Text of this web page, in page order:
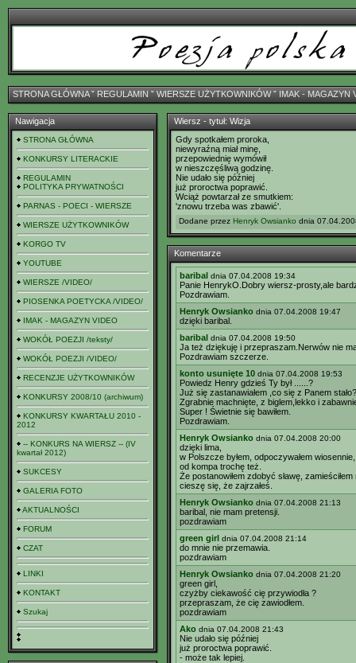
STRONA GŁÓWNAˇ REGULAMIN ˇ WIERSZE UŻYTKOWNIKÓWˇ IMAK - MAGAZYN
Nawigacja
STRONA GŁÓWNA
KONKURSY LITERACKIE
REGULAMIN
POLITYKA PRYWATNOŚCI
PARNAS - POECI - WIERSZE
WIERSZE UŻYTKOWNIKÓW
KORGO TV
YOUTUBE
WIERSZE /VIDEO/
PIOSENKA POETYCKA /VIDEO/
IMAK - MAGAZYN VIDEO
WOKÓŁ POEZJI /teksty/
WOKÓŁ POEZJI /VIDEO/
RECENZJE UŻYTKOWNIKÓW
KONKURSY 2008/10 (archiwum)
KONKURSY KWARTAŁU 2010 -
2012
-- KONKURS NA WIERSZ -- (IV
kwartał 2012)
SUKCESY
GALERIA FOTO
AKTUALNOŚCI
FORUM
CZAT
LINKI
KONTAKT
Szukaj
Wiersz - tytuł: Wizja
Gdy spotkałem proroka,
niewyraźną miał minę,
przepowiednię wymówił
w nieszczęśliwą godzinę.
Nie udało się później
już proroctwa poprawić.
Wciąż powtarzał ze smutkiem:
'znowu trzeba was zbawić'.
Dodane przez Henryk Owsianko dnia
Komentarze
baribal dnia 07.04.2008 19:34
Panie HenrykO.Dobry wiersz-prosty,ale
Pozdrawiam.
Henryk Owsianko dnia 07.04.2008 19:47
dzięki baribal.
baribal dnia 07.04.2008 19:50
Ja też dziękuję i przepraszam.Nerwów nie
Pozdrawiam szczerze.
konto usunięte 10 dnia 07.04.2008 19:53
Powiedz Henry gdzieś Ty był ......?
Już się zastanawiałem ,co się z Panem
Zgrabnie machnięte, z biglem,lekko i
Super ! Świetnie się bawiłem.
Pozdrawiam.
Henryk Owsianko dnia 07.04.2008 20:00
dzięki lima,
w Polszcze byłem, odpoczywałem
od kompa trochę też.
Że postanowiłem zdobyć sławę,
cieszę się, że zajrzałeś.
Henryk Owsianko dnia 07.04.2008 21:13
baribal, nie mam pretensji.
pozdrawiam
green girl dnia 07.04.2008 21:14
do mnie nie przemawia.
pozdrawiam
Henryk Owsianko dnia 07.04.2008 21:20
green girl,
czyżby ciekawość cię przywiodła ?
przepraszam, że cię zawiodłem.
pozdrawiam
Ako dnia 07.04.2008 21:43
Nie udało się później
już proroctwa poprawić.
- może tak lepiej.